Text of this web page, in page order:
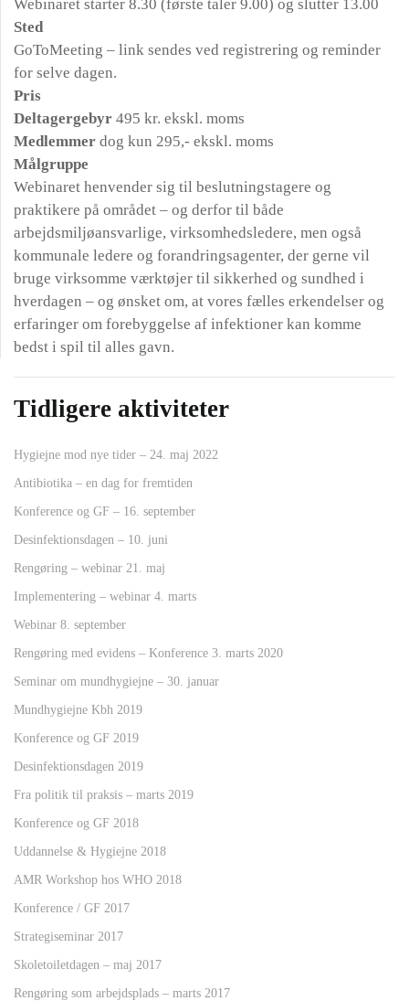
Webinaret starter 8.30 (første taler 9.00) og slutter 13.00
Sted
GoToMeeting – link sendes ved registrering og reminder
for selve dagen.
Pris
Deltagergebyr 495 kr. ekskl. moms
Medlemmer dog kun 295,- ekskl. moms
Målgruppe
Webinaret henvender sig til beslutningstagere og
praktikere på området – og derfor til både
arbejdsmiljøansvarlige, virksomhedsledere, men også
kommunale ledere og forandringsagenter, der gerne vil
bruge virksomme værktøjer til sikkerhed og sundhed i
hverdagen – og ønsket om, at vores fælles erkendelser og
erfaringer om forebyggelse af infektioner kan komme
bedst i spil til alles gavn.
Tidligere aktiviteter
Hygiejne mod nye tider – 24. maj 2022
Antibiotika – en dag for fremtiden
Konference og GF – 16. september
Desinfektionsdagen – 10. juni
Rengøring – webinar 21. maj
Implementering – webinar 4. marts
Webinar 8. september
Rengøring med evidens – Konference 3. marts 2020
Seminar om mundhygiejne – 30. januar
Mundhygiejne Kbh 2019
Konference og GF 2019
Desinfektionsdagen 2019
Fra politik til praksis – marts 2019
Konference og GF 2018
Uddannelse & Hygiejne 2018
AMR Workshop hos WHO 2018
Konference / GF 2017
Strategiseminar 2017
Skoletoiletdagen – maj 2017
Rengøring som arbejdsplads – marts 2017